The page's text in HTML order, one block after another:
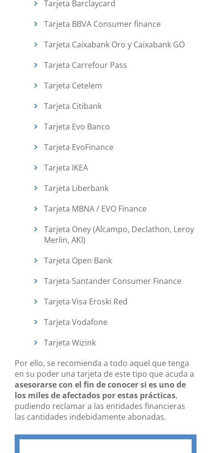
Tarjeta Barclaycard
Tarjeta BBVA Consumer finance
Tarjeta Caixabank Oro y Caixabank GO
Tarjeta Carrefour Pass
Tarjeta Cetelem
Tarjeta Citibank
Tarjeta Evo Banco
Tarjeta EvoFinance
Tarjeta IKEA
Tarjeta Liberbank
Tarjeta MBNA / EVO Finance
Tarjeta Oney (Alcampo, Declathon, Leroy
Merlin, AKI)
Tarjeta Open Bank
Tarjeta Santander Consumer Finance
Tarjeta Visa Eroski Red
Tarjeta Vodafone
Tarjeta Wizink
Por ello, se recomienda a todo aquel que tenga
en su poder una tarjeta de este tipo que acuda a
asesorarse con el fin de conocer si es uno de
los miles de afectados por estas prácticas,
pudiendo reclamar a las entidades financieras
las cantidades indebidamente abonadas.